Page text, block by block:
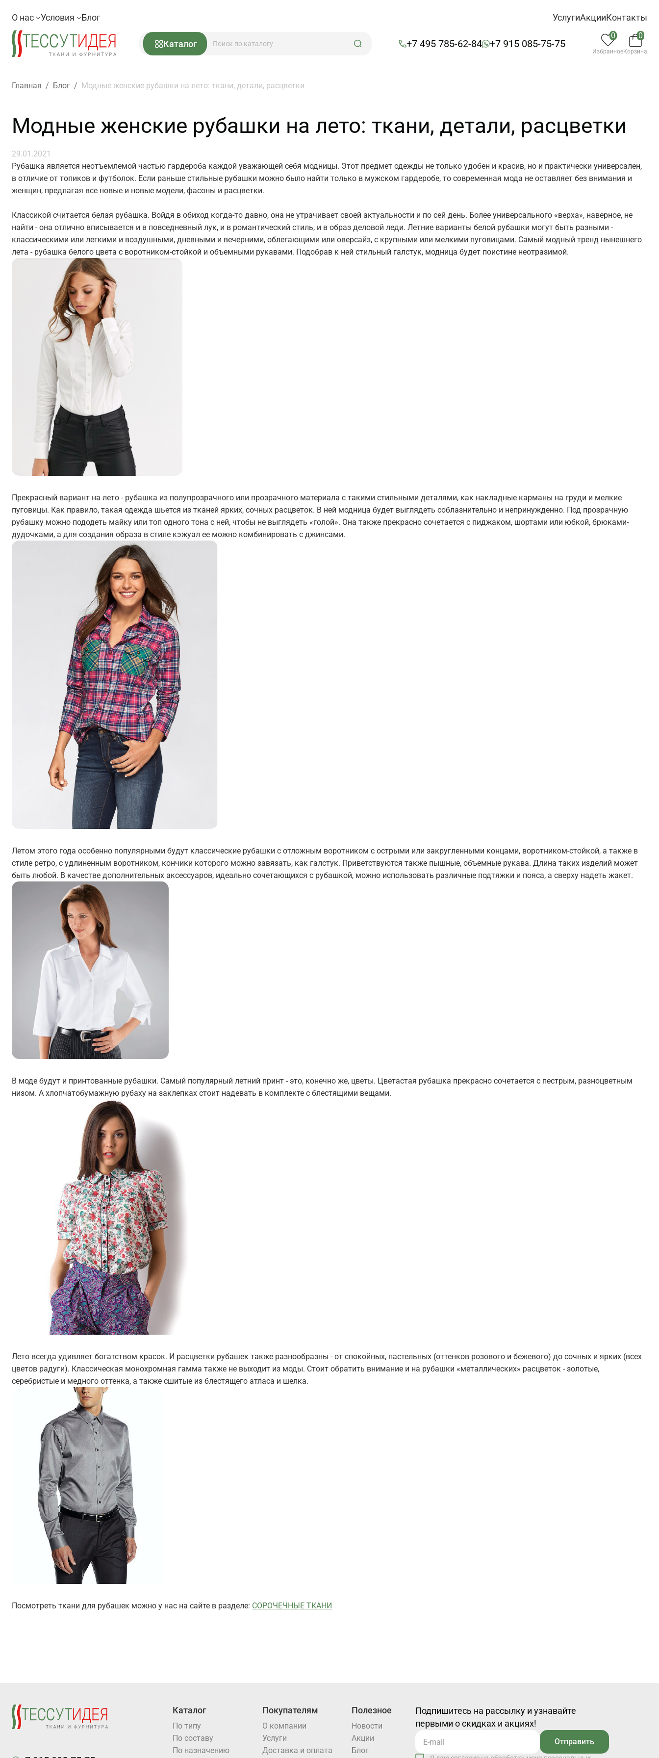
О нас Условия Блог УслугиАкцииКонтакты
Каталог +7 495 785-62-84 +7 915 085-75-75
0
Избранное
0
Корзина
Главная / Блог / Модные женские рубашки на лето: ткани, детали, расцветки
Модные женские рубашки на лето: ткани, детали, расцветки
29.01.2021
Рубашка является неотъемлемой частью гардероба каждой уважающей себя модницы. Этот предмет одежды не только удобен и красив, но и практически универсален,
в отличие от топиков и футболок. Если раньше стильные рубашки можно было найти только в мужском гардеробе, то современная мода не оставляет без внимания и
женщин, предлагая все новые и новые модели, фасоны и расцветки.
Классикой считается белая рубашка. Войдя в обиход когда-то давно, она не утрачивает своей актуальности и по сей день. Более универсального «верха», наверное, не
найти - она отлично вписывается и в повседневный лук, и в романтический стиль, и в образ деловой леди. Летние варианты белой рубашки могут быть разными -
классическими или легкими и воздушными, дневными и вечерними, облегающими или оверсайз, с крупными или мелкими пуговицами. Самый модный тренд нынешнего
лета - рубашка белого цвета с воротником-стойкой и объемными рукавами. Подобрав к ней стильный галстук, модница будет поистине неотразимой.
Прекрасный вариант на лето - рубашка из полупрозрачного или прозрачного материала с такими стильными деталями, как накладные карманы на груди и мелкие
пуговицы. Как правило, такая одежда шьется из тканей ярких, сочных расцветок. В ней модница будет выглядеть соблазнительно и непринужденно. Под прозрачную
рубашку можно пододеть майку или топ одного тона с ней, чтобы не выглядеть «голой». Она также прекрасно сочетается с пиджаком, шортами или юбкой, брюками-
дудочками, а для создания образа в стиле кэжуал ее можно комбинировать с джинсами.
Летом этого года особенно популярными будут классические рубашки с отложным воротником с острыми или закругленными концами, воротником-стойкой, а также в
стиле ретро, с удлиненным воротником, кончики которого можно завязать, как галстук. Приветствуются также пышные, объемные рукава. Длина таких изделий может
быть любой. В качестве дополнительных аксессуаров, идеально сочетающихся с рубашкой, можно использовать различные подтяжки и пояса, а сверху надеть жакет.
В моде будут и принтованные рубашки. Самый популярный летний принт - это, конечно же, цветы. Цветастая рубашка прекрасно сочетается с пестрым, разноцветным
низом. А хлопчатобумажную рубаху на заклепках стоит надевать в комплекте с блестящими вещами.
Лето всегда удивляет богатством красок. И расцветки рубашек также разнообразны - от спокойных, пастельных (оттенков розового и бежевого) до сочных и ярких (всех
цветов радуги). Классическая монохромная гамма также не выходит из моды. Стоит обратить внимание и на рубашки «металлических» расцветок - золотые,
серебристые и медного оттенка, а также сшитые из блестящего атласа и шелка.
Посмотреть ткани для рубашек можно у нас на сайте в разделе: СОРОЧЕЧНЫЕ ТКАНИ
Каталог
По типу
По составу
По назначению
Покупателям
О компании
Услуги
Доставка и оплата
Полезное
Новости
Акции
Блог
Подпишитесь на рассылку и узнавайте
первыми о скидках и акциях!
Отправить